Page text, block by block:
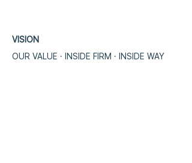
VISION
OUR VALUE · INSIDE FIRM · INSIDE WA​Y